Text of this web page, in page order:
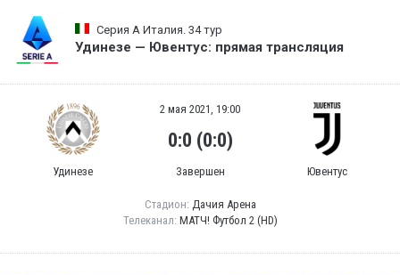
Серия А Италия. 34 тур
Удинезе — Ювентус: прямая трансляция
Удинезе
2 мая 2021, 19:00
0:0 (0:0)
Завершен Ювентус
Стадион: Дачия Арена
Телеканал: МАТЧ! Футбол 2 (HD)